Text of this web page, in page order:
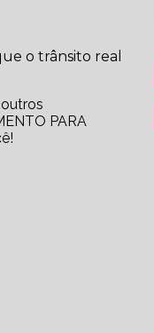
o trânsito real
PARA